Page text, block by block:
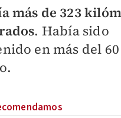
más de 323
. Había sido
en más del